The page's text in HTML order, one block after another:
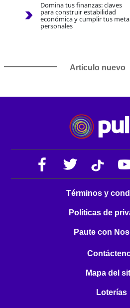
Domina tus finanzas: claves
para construir estabilidad
económica y cumplir tus
personales
Artículo nuevo
Términos y
Políticas de
Paute con
Mapa del
Loterías